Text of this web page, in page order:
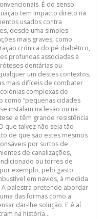
É do senso
tem impacto direto na
usados contra
desde uma simples
mais graves, como
crónica do pé diabético,
profundas associadas à
dentárias ou
um destes contextos,
mais difíceis de combater
complexas de
como “pequenas cidades
instalam na lesão ou na
e têm grande resistência
que talvez não seja tão
de que são estes mesmos
por surtos de
de canalizações,
ou torres de
exemplo, pelo gasto
em navios, à medida
A palestra pretende abordar
das formas como a
dar-lhe solução. E é aí
na história…